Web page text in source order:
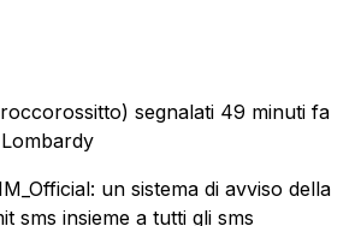
segnalati 49 minuti fa
un sistema di avviso della
sms insieme a tutti gli sms